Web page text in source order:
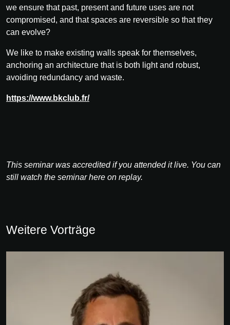
we ensure that past, present and future uses are not
compromised, and that spaces are reversible so that they
can evolve?
We like to make existing walls speak for themselves,
anchoring an architecture that is both light and robust,
avoiding redundancy and waste.
https://www.bkclub.fr/
This seminar was accredited if you attended it live. You can
still watch the seminar here on replay.
Weitere Vorträge